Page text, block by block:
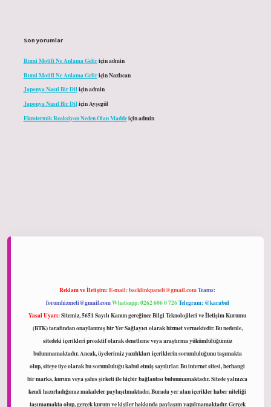
Son yorumlar
Rumi Motifi Ne Anlama Geliriçinadmin
Rumi Motifi Ne Anlama GeliriçinNazlıcan
Japonya Nasıl Bir Diliçinadmin
Japonya Nasıl Bir DiliçinAyşegül
Ekzotermik Reaksiyon Neden Olan Maddeiçinadmin
Reklam ve İletişim:E-mail:backlinkpaneli@gmail.comTeams:
forumhizmeti@gmail.comWhatsapp: 0262 606 0 726Telegram: @karabul
Yasal Uyarı:Sitemiz, 5651 Sayılı Kanun gereğince Bilgi Teknolojileri ve İletişim Kurumu
(BTK) tarafından onaylanmış bir Yer Sağlayıcı olarak hizmet vermektedir. Bu nedenle,
sitedeki içerikleri proaktif olarak denetleme veya araştırma yükümlülüğümüz
bulunmamaktadır. Ancak, üyelerimiz yazdıkları içeriklerin sorumluluğunu taşımakta
olup, siteye üye olarak bu sorumluluğu kabul etmiş sayılırlar. Bu internet sitesi, herhangi
bir marka, kurum veya şahıs şirketi ile hiçbir bağlantısı bulunmamaktadır. Sitede yalnızca
kendi hazırladığımız makaleler paylaşılmaktadır. Burada yer alan içerikler haber niteliği
taşımamakta olup, gerçek kurum ve kişiler hakkında paylaşım yapılmamaktadır. Gerçek